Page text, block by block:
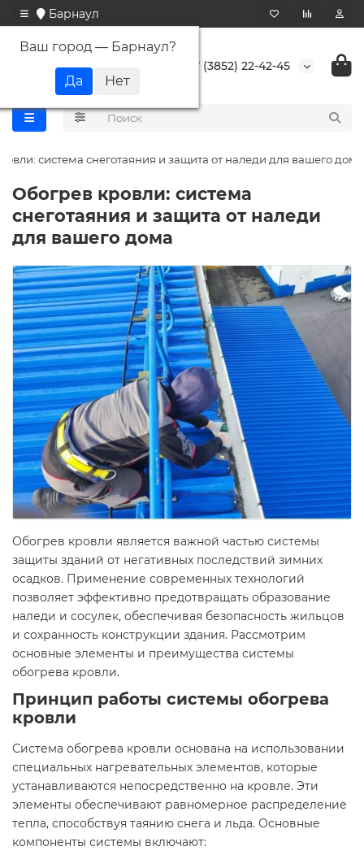
Барнаул
Ваш город — Барнаул?
+7 (3852) 22-42-45
система снеготаяния и защита от наледи для вашего дома
Обогрев кровли: система
снеготаяния и защита от наледи
для вашего дома
Обогрев кровли является важной частью системы
защиты зданий от негативных последствий зимних
осадков. Применение современных технологий
позволяет эффективно предотвращать образование
наледи и сосулек, обеспечивая безопасность жильцов
и сохранность конструкции здания. Рассмотрим
основные элементы и преимущества системы
обогрева кровли.
Принцип работы системы обогрева
кровли
Система обогрева кровли основана на использовании
специальных нагревательных элементов, которые
устанавливаются непосредственно на кровле. Эти
элементы обеспечивают равномерное распределение
тепла, способствуя таянию снега и льда. Основные
компоненты системы включают: